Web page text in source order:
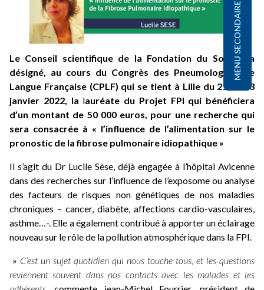
Le Conseil scientifique de la Fondation du Souffle a
désigné, au cours du Congrès des Pneumologues de
Langue Française (CPLF) qui se tient à Lille du 21 au 23
janvier 2022, la lauréate du Projet FPI qui bénéficiera
d’un montant de 50 000 euros, pour une recherche qui
sera consacrée à « l’influence de l’alimentation sur le
pronostic de la fibrose pulmonaire idiopathique »
Il s’agit du Dr Lucile Sèse, déjà engagée à l’hôpital Avicenne
dans des recherches sur l’influence de l’exposome ou analyse
des facteurs de risques non génétiques de nos maladies
chroniques – cancer, diabète, affections cardio-vasculaires,
asthme…-. Elle a également contribué à apporter un éclairage
nouveau sur le rôle de la pollution atmosphérique dans la FPI.
» C’est un sujet quotidien qui nous touche tous, et les questions
reviennent souvent dans nos contacts avec les malades et les
MENU SECONDAIRE